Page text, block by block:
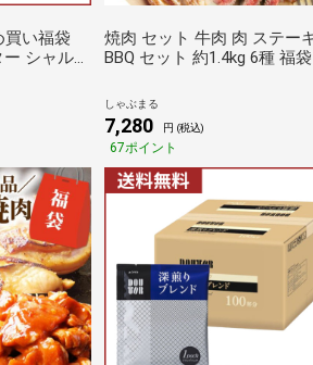
買い福袋
シャルド
常温］【3
[W] アメ
出荷][W]
焼肉 セット 牛肉 肉 ステー
BBQ セット 約1.4kg 6種 福袋
お歳暮 クリスマス ギフト キ
プ しゃぶまる
しゃぶまる
7,280 円 (税込)
67ポイント